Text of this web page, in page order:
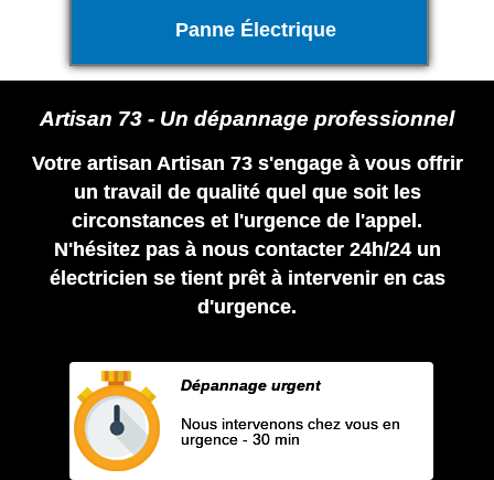
Panne Électrique
Artisan 73 - Un dépannage professionnel
Votre artisan Artisan 73 s'engage à vous offrir
un travail de qualité quel que soit les
circonstances et l'urgence de l'appel.
N'hésitez pas à nous contacter 24h/24 un
électricien se tient prêt à intervenir en cas
d'urgence.
Dépannage urgent
Nous intervenons chez vous en
urgence - 30 min